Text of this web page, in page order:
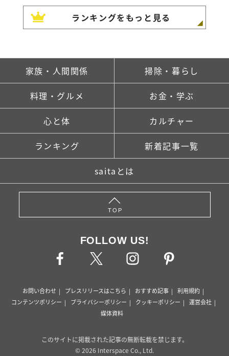
ランキングをもっと見る
家族・人間関係 掃除・暮らし
料理・グルメ お金・学ぶ
心と体 カルチャー
ランキング 新着記事一覧
saitaとは
TOP
FOLLOW US!
お問い合わせ プレスリリースはこちら おすすめ記事
利用規約
コンテンツポリシー
プライバシーポリシー クッキーポリシー
運営会社
媒体資料
このサイトに掲載された記事の無断転載を禁じます。
© 2026 Interspace Co., Ltd.